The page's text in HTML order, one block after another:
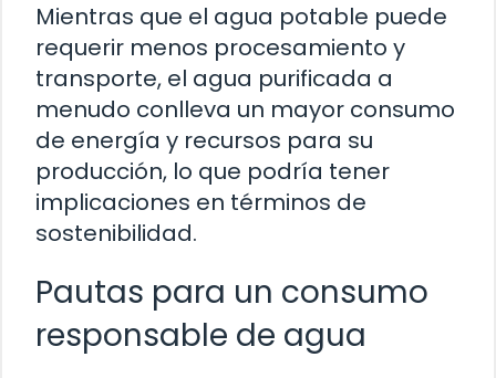
Mientras que el agua potable puede
requerir menos procesamiento y
transporte, el agua purificada a
menudo conlleva un mayor consumo
de energía y recursos para su
producción, lo que podría tener
implicaciones en términos de
sostenibilidad.
Pautas para un consumo
responsable de agua